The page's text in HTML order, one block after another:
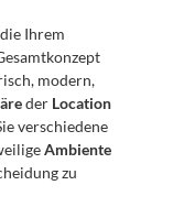
Ihrem
modern,
der Location
Ambiente
zu